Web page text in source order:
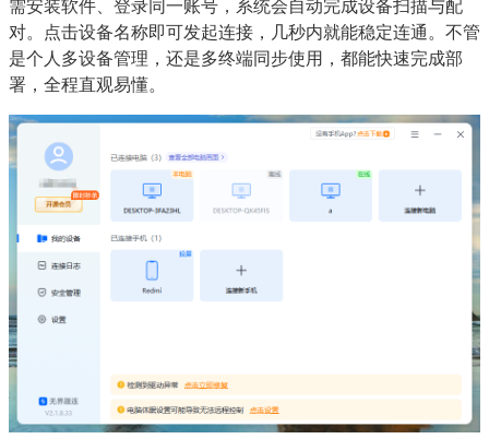
需安装软件、登录同一账号，系统会自动完成设备扫描与配
对。点击设备名称即可发起连接，几秒内就能稳定连通。不管
是个人多设备管理，还是多终端同步使用，都能快速完成部
署，全程直观易懂。